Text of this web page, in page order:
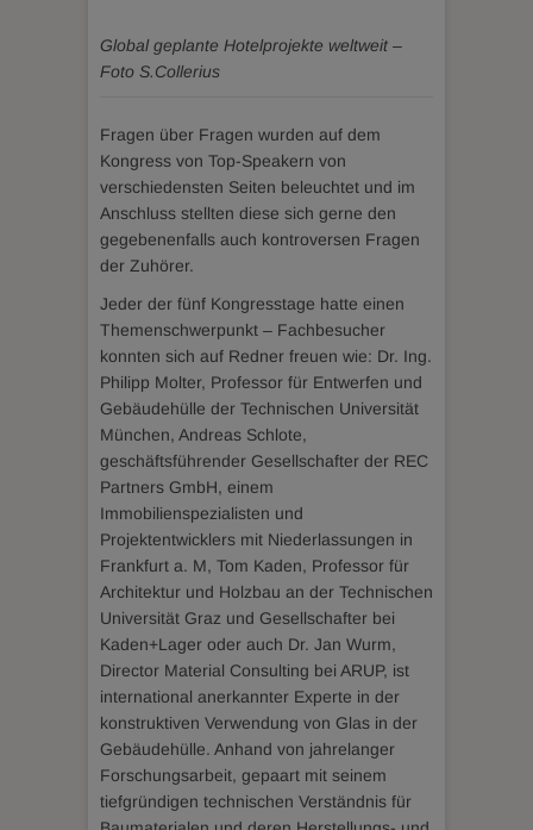
Global geplante Hotelprojekte weltweit –
Foto S.Collerius
Fragen über Fragen wurden auf dem
Kongress von Top-Speakern von
verschiedensten Seiten beleuchtet und im
Anschluss stellten diese sich gerne den
gegebenenfalls auch kontroversen Fragen
der Zuhörer.
Jeder der fünf Kongresstage hatte einen
Themenschwerpunkt – Fachbesucher
konnten sich auf Redner freuen wie: Dr. Ing.
Philipp Molter, Professor für Entwerfen und
Gebäudehülle der Technischen Universität
München, Andreas Schlote,
geschäftsführender Gesellschafter der REC
Partners GmbH, einem
Immobilienspezialisten und
Projektentwicklers mit Niederlassungen in
Frankfurt a. M, Tom Kaden, Professor für
Architektur und Holzbau an der Technischen
Universität Graz und Gesellschafter bei
Kaden+Lager oder auch Dr. Jan Wurm,
Director Material Consulting bei ARUP, ist
international anerkannter Experte in der
konstruktiven Verwendung von Glas in der
Gebäudehülle. Anhand von jahrelanger
Forschungsarbeit, gepaart mit seinem
tiefgründigen technischen Verständnis für